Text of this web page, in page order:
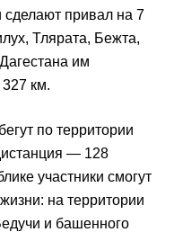
сделают привал на 7
Тлярата, Бежта,
им
км.
по территории
— 128
участники смогут
на территории
и башенного